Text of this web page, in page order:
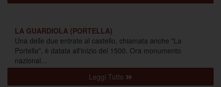
LA GUARDIOLA (PORTELLA)
Una delle due entrate al castello, chiamata anche "La
Portella", è datata all'inizio del 1500. Ora monumento
nazional...
Leggi Tutto